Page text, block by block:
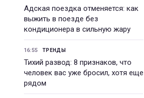
Адская поездка отменяется: как
выжить в поезде без
кондиционера в сильную жару
16:55 ТРЕНДЫ
Тихий развод: 8 признаков, что
человек вас уже бросил, хотя еще
рядом